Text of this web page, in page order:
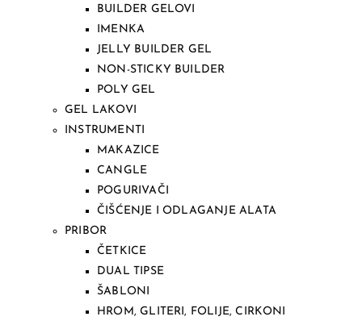
BUILDER GELOVI
IMENKA
JELLY BUILDER GEL
NON-STICKY BUILDER
POLY GEL
GEL LAKOVI
INSTRUMENTI
MAKAZICE
CANGLE
POGURIVAČI
ČIŠĆENJE I ODLAGANJE ALATA
PRIBOR
ČETKICE
DUAL TIPSE
ŠABLONI
HROM, GLITERI, FOLIJE, CIRKONI